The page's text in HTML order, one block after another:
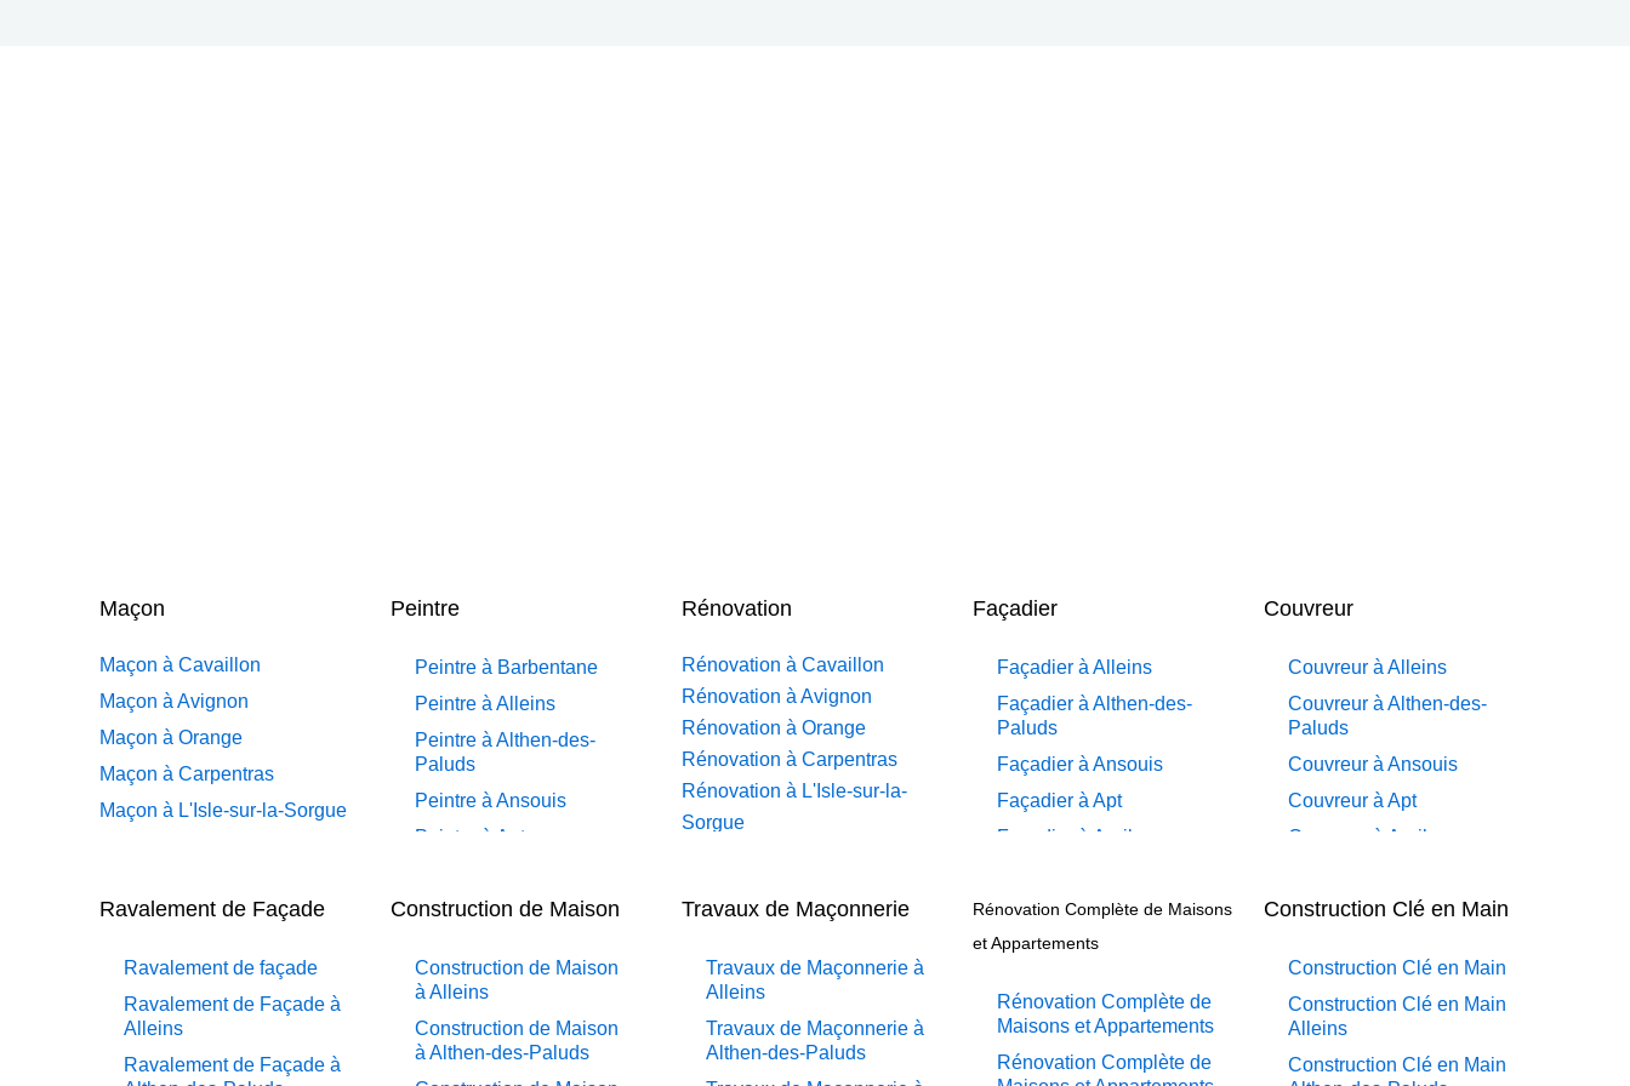
Maçon
Maçon à Cavaillon
Maçon à Avignon
Maçon à Orange
Maçon à Carpentras
Maçon à L'Isle-sur-la-Sorgue
Maçon à Sorgues
Maçon à Le Pontet
Maçon à Vaison-la-Romaine
Maçon à Bollène
Maçon à Monteux
Peintre
Peintre à Barbentane
Peintre à Alleins
Peintre à Althen-des-
Paluds
Peintre à Ansouis
Peintre à Apt
Peintre à Aurons
Peintre à Beaumettes
Peintre à Beaumont-de-
Pertuis
Peintre à Bédarrides
Rénovation
Rénovation à Cavaillon
Rénovation à Avignon
Rénovation à Orange
Rénovation à Carpentras
Rénovation à L'Isle-sur-la-
Sorgue
Rénovation à Sorgues
Rénovation à Vaison-la-
Rénovation à Bollène
Façadier
Façadier à Alleins
Façadier à Althen-des-
Paluds
Façadier à Ansouis
Façadier à Apt
Façadier à Auribeau
Façadier à
AvignonFaçadier à
Façadier à Beaumettes
Façadier à Beaumont-
de-Pertuis
Couvreur
Couvreur à Alleins
Couvreur à Althen-des-
Paluds
Couvreur à Ansouis
Couvreur à Apt
Couvreur à Auribeau
Couvreur à Avignon
Couvreur à Beaumont-
Couvreur à Bédarrides
Ravalement de Façade
Ravalement de façade
Ravalement de Façade à
Alleins
Ravalement de Façade à
Construction de Maison
Construction de Maison
à Alleins
Construction de Maison
à Althen-des-Paluds
Travaux de Maçonnerie
Travaux de Maçonnerie à
Alleins
Travaux de Maçonnerie à
Althen-des-Paluds
Rénovation Complète de Maisons
et Appartements
Rénovation Complète de
Maisons et Appartements
Rénovation Complète de
Construction Clé en Main
Construction Clé en Main
Construction Clé en Main
Alleins
Construction Clé en Main